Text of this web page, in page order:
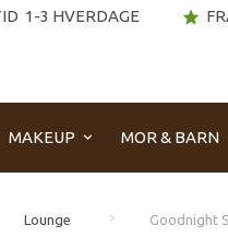
1-3 HVERDAGE star
MAKEUP MOR & BARN
Lounge Goodnight